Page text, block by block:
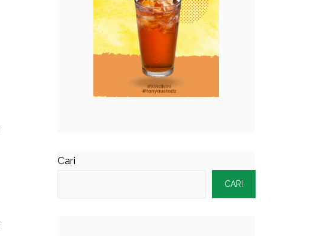
Cari
CARI